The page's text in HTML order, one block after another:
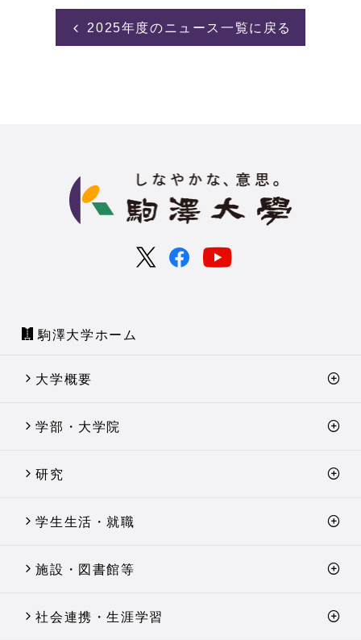
2025年度のニュース一覧に戻る
駒澤大学ホーム
大学概要
学部・大学院
研究
学生生活・就職
施設・図書館等
社会連携・生涯学習